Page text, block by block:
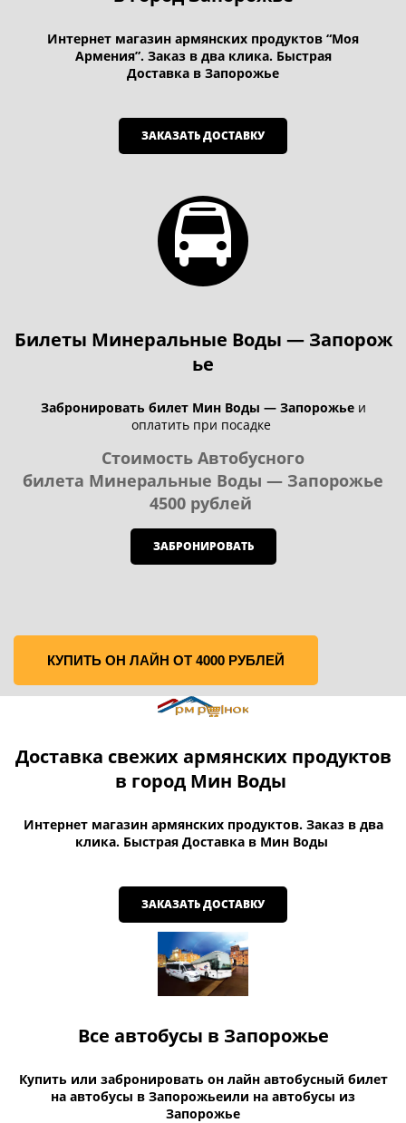
Интернет магазин армянских продуктов “Моя
Армения”. Заказ в два клика. Быстрая
Доставка в Запорожье
ЗАКАЗАТЬ ДОСТАВКУ
Билеты Минеральные Воды — Запорож
ье
Забронировать билет Мин Воды — Запорожье и
оплатить при посадке
Стоимость Автобусного
билета Минеральные Воды — Запорожье
4500 рублей
ЗАБРОНИРОВАТЬ
КУПИТЬ ОН ЛАЙН ОТ 4000 РУБЛЕЙ
Доставка свежих армянских продуктов
в город Мин Воды
Интернет магазин армянских продуктов. Заказ в два
клика. Быстрая Доставка в Мин Воды
ЗАКАЗАТЬ ДОСТАВКУ
Все автобусы в Запорожье
Купить или забронировать он лайн автобусный билет
на автобусы в Запорожьеили на автобусы из
Запорожье